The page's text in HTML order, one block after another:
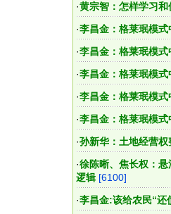
·黄宗智：怎样学习和
·李昌金：格莱珉模
·李昌金：格莱珉模
·李昌金：格莱珉模
·李昌金：格莱珉模
·李昌金：格莱珉模
·孙新华：土地经营
·徐陈晰、焦长权：
逻辑 [6100]
·李昌金:该给农民“还